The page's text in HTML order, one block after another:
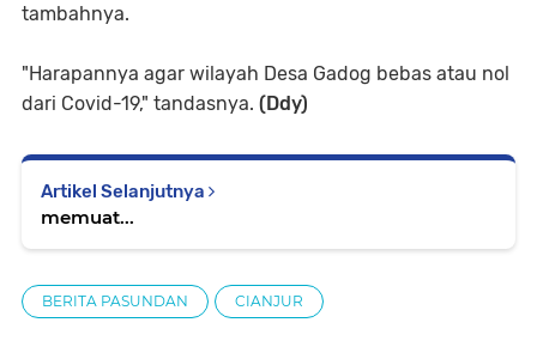
tambahnya.
"Harapannya agar wilayah Desa Gadog bebas atau nol
dari Covid-19," tandasnya. (Ddy)
Artikel Selanjutnya
memuat...
BERITA PASUNDAN CIANJUR